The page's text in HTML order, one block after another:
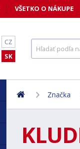
VŠETKO O NÁKUPE
CZ
SK
Značka